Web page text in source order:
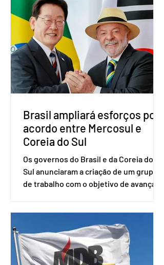
vai compor a chapa como candidato a
vice-presidente. A convenção contou
com a presença do presidente nacional
do partido, Eduardo Ribeiro, e do
senador Eduardo Girão, filiado ao Novo
desde fevereiro de 2023. Formado em
administração de empresas pela
Fundaç
Brasil ampliará esforços por
acordo entre Mercosul e
Coreia do Sul
Os governos do Brasil e da Coreia do
Sul anunciaram a criação de um grupo
de trabalho com o objetivo de avançar
Uruguai, além de outros países
associados. “Decidimos criar um grupo
de trabalho que vai identificar